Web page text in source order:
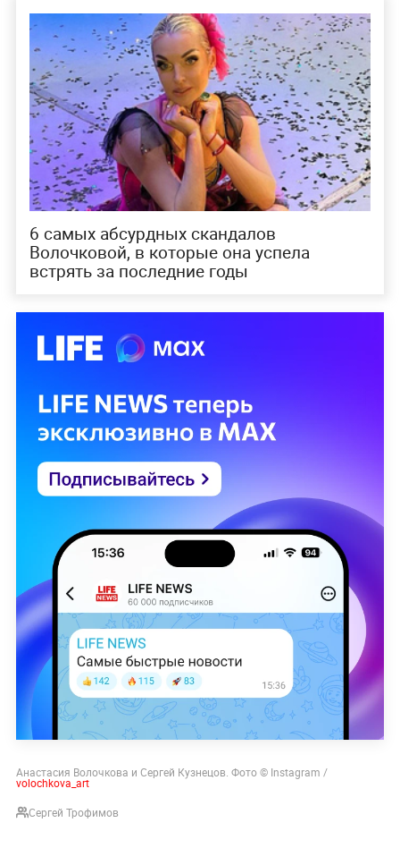
6 самых абсурдных скандалов
Волочковой, в которые она успела
встрять за последние годы
Анастасия Волочкова и Сергей Кузнецов. Фото © Instagram /
volochkova_art
Сергей Трофимов